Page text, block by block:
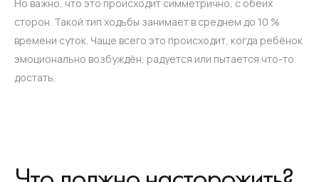
Но важно, что это происходит симметрично, с обеих
сторон. Такой тип ходьбы занимает в среднем до 10 %
времени суток. Чаще всего это происходит, когда ребёнок
эмоционально возбуждён, радуется или пытается что-то
достать.